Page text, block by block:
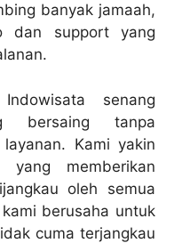
banyak jamaah,
dan support yang
senang
bersaing tanpa
Kami yakin
yang memberikan
oleh semua
berusaha untuk
cuma terjangkau